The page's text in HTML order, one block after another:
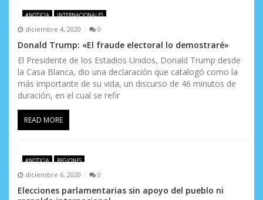
#NOTICIA INTERNACIONALES
diciembre 4, 2020 0
Donald Trump: «El fraude electoral lo demostraré»
El Presidente de los Estadios Unidos, Donald Trump desde
la Casa Blanca, dio una declaración que catalogó como la
más importante de su vida, un discurso de 46 minutos de
duración, en el cual se refir
READ MORE
#NOTICIA REGIONES
diciembre 6, 2020 0
Elecciones parlamentarias sin apoyo del pueblo ni